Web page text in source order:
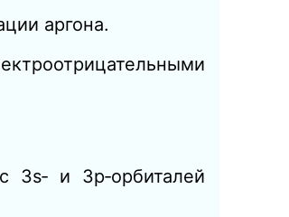
аргона.
3s‑ и 3p‑орбиталей